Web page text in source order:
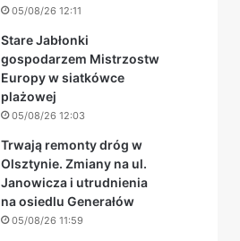
05/08/26 12:11
Stare Jabłonki
gospodarzem Mistrzostw
Europy w siatkówce
plażowej
05/08/26 12:03
Trwają remonty dróg w
Olsztynie. Zmiany na ul.
Janowicza i utrudnienia
na osiedlu Generałów
05/08/26 11:59